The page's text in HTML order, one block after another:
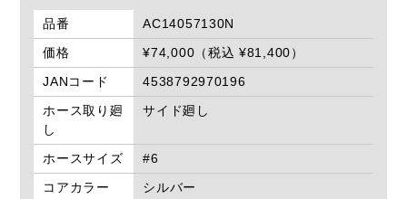
品番
AC14057130N
価格
¥74,000（税込 ¥81,400）
JANコード
4538792970196
ホース取り廻
し
サイド廻し
ホースサイズ
#6
コアカラー
シルバー